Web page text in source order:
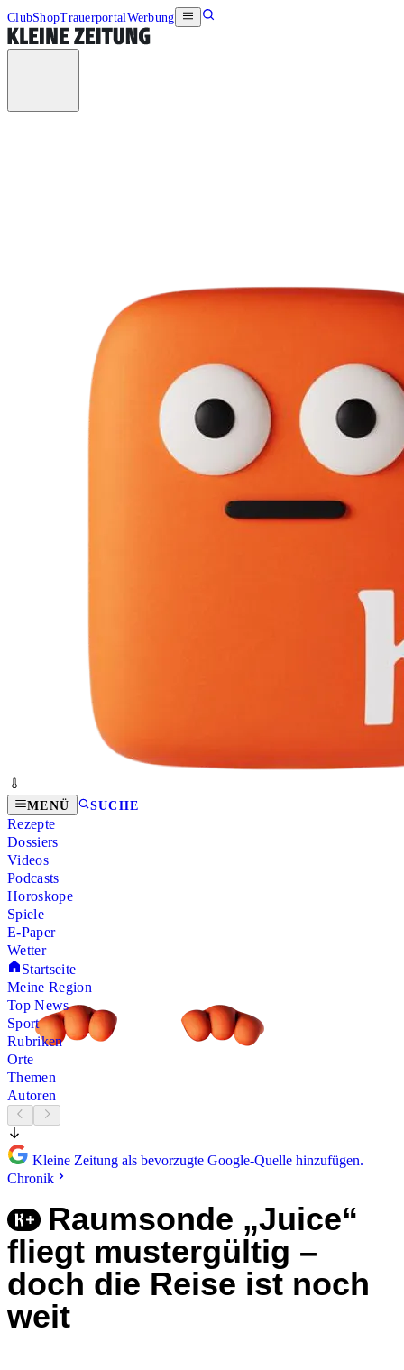
ClubShopTrauerportalWerbung
MENÜ SUCHE
Rezepte
Dossiers
Videos
Podcasts
Horoskope
Spiele
E-Paper
Wetter
Startseite
Meine Region
Top News
Sport
Rubriken
Orte
Themen
Autoren
Kleine Zeitung als bevorzugte Google-Quelle hinzufügen.
Chronik
Raumsonde „Juice“
fliegt mustergültig –
doch die Reise ist noch
weit